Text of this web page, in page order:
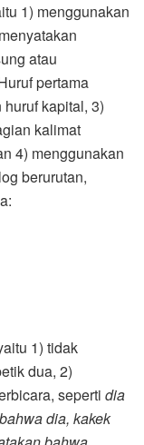
1) menggunakan
atau
pertama
kapital, 3)
kalimat
4) menggunakan
berurutan,
1) tidak
dua, 2)
seperti dia
dia, kakek